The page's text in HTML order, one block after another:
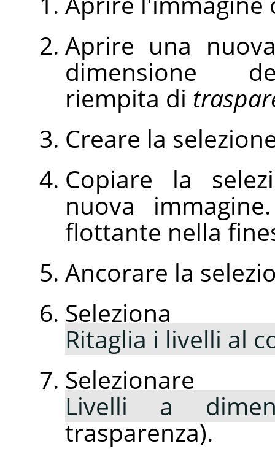
Aprire una
dimensione
riempita di
Creare la
Copiare la
nuova
flottante nella
Ancorare la
Ritaglia i livelli al
Livelli a
trasparenza).